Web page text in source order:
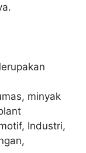
minyak
Industri,